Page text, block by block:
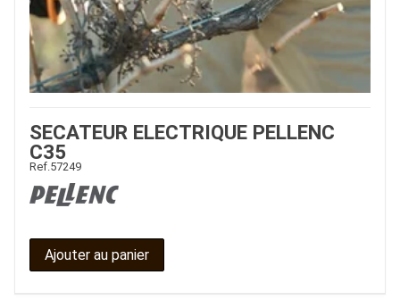
SECATEUR ELECTRIQUE PELLENC
C35
Ref. 57249
Ajouter au panier